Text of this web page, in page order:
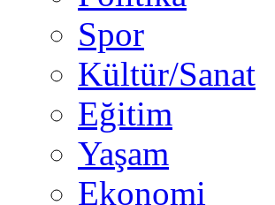
Spor
Kültür/Sanat
Eğitim
Yaşam
Ekonomi